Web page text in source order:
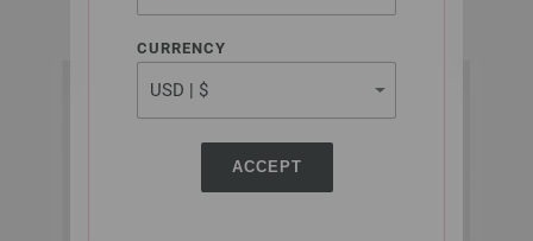
of America
CURRENCY
ACCEPT